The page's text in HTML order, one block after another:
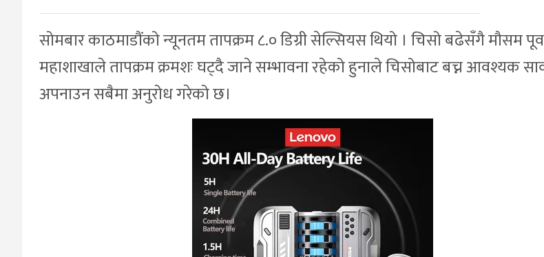
सोमबार काठमाडौंको न्यूनतम तापक्रम ८.० डिग्री सेल्सियस थियो । चिसो बढेसँगै मौसम
महाशाखाले तापक्रम क्रमशः घट्दै जाने सम्भावना रहेको हुनाले चिसोबाट बच्न आवश्यक
अपनाउन सबैमा अनुरोध गरेको छ।